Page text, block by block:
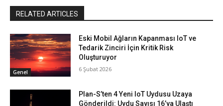
RELATED ARTICLES
Genel
Eski Mobil Ağların Kapanması IoT ve
Tedarik Zinciri İçin Kritik Risk
Oluşturuyor
6 Şubat 2026
Plan-S’ten 4 Yeni IoT Uydusu Uzaya
Gönderildi: Uydu Sayısı 16’ya Ulaştı